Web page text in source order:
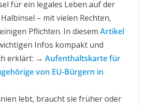
für ein legales Leben auf der
– mit vielen Rechten,
Pflichten. In diesem Artikel
Infos kompakt und
erklärt: → Aufenthaltskarte für
von EU-Bürgern in
lebt, braucht sie früher oder